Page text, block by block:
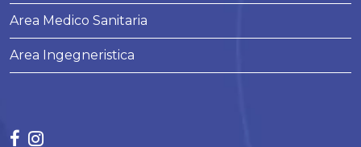
Area Medico Sanitaria
Area Ingegneristica